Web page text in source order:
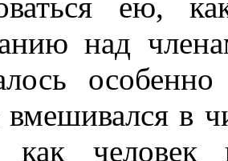
над
вмешивался в
как человек